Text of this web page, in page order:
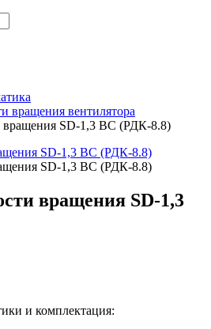
вращения вентилятора
вращения SD-1,3 BC (РДК-8.8)
вращения SD-1,3
и комплектация: